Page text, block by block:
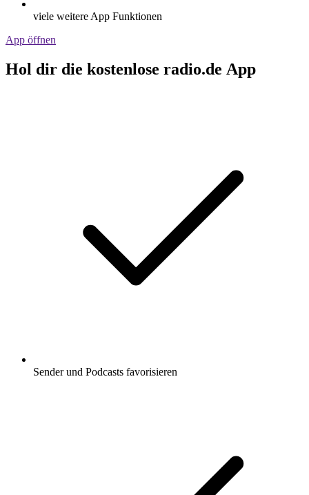
viele weitere App Funktionen
App öffnen
Hol dir die kostenlose radio.de App
Sender und Podcasts favorisieren